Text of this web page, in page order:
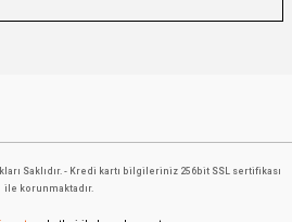
Saklıdır. - Kredi kartı bilgileriniz 256bit SSL sertifikası
ile korunmaktadır.